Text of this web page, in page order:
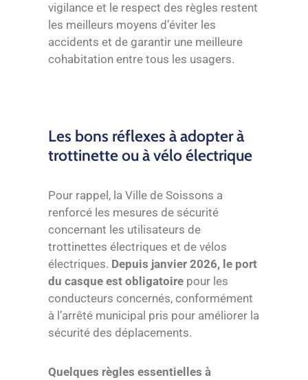
vigilance et le respect des règles restent
les meilleurs moyens d’éviter les
accidents et de garantir une meilleure
cohabitation entre tous les usagers.
Les bons réflexes à adopter à
trottinette ou à vélo électrique
Pour rappel, la Ville de Soissons a
renforcé les mesures de sécurité
concernant les utilisateurs de
trottinettes électriques et de vélos
électriques. Depuis janvier 2026, le port
du casque est obligatoire pour les
conducteurs concernés, conformément
à l’arrêté municipal pris pour améliorer la
sécurité des déplacements.
Quelques règles essentielles à